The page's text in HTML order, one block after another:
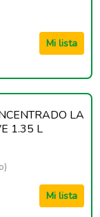
Mi lista
LA
1.35 L
Mi lista